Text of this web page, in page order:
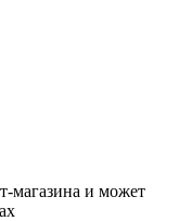
магазина и может